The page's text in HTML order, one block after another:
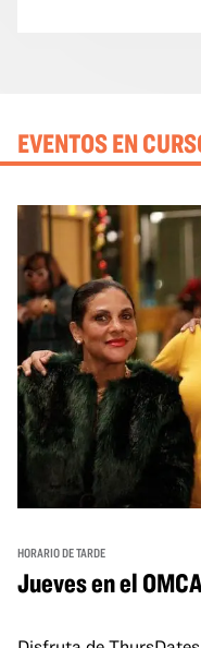
EVENTOS EN
HORARIO DE TARDE
Jueves en el OMCA